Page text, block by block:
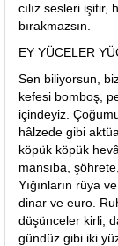
cılız sesleri işitir,
bırakmazsın.
EY YÜCELER
Sen biliyorsun,
kefesi bomboş,
içindeyiz.
hâlzede gibi
köpük köpük
mansıba,
Yığınların rüya
dinar ve euro.
düşünceler kirli,
gündüz gibi iki